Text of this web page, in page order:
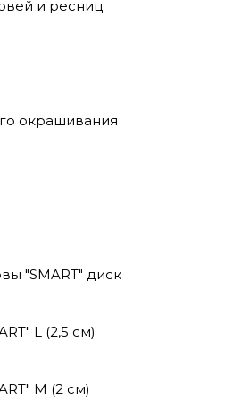
и ресниц
окрашивания
"SMART" диск
L (2,5 см)
M (2 см)